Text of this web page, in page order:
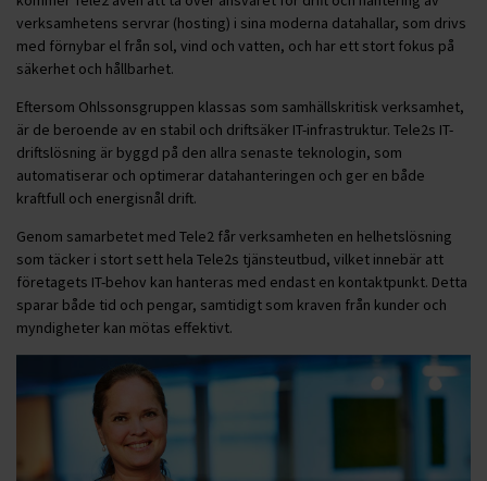
verksamhetens servrar (hosting) i sina moderna datahallar, som drivs
med förnybar el från sol, vind och vatten, och har ett stort fokus på
säkerhet och hållbarhet.
Eftersom Ohlssonsgruppen klassas som samhällskritisk verksamhet,
är de beroende av en stabil och driftsäker IT-infrastruktur. Tele2s IT-
driftslösning är byggd på den allra senaste teknologin, som
automatiserar och optimerar datahanteringen och ger en både
kraftfull och energisnål drift.
Genom samarbetet med Tele2 får verksamheten en helhetslösning
som täcker i stort sett hela Tele2s tjänsteutbud, vilket innebär att
företagets IT-behov kan hanteras med endast en kontaktpunkt. Detta
sparar både tid och pengar, samtidigt som kraven från kunder och
myndigheter kan mötas effektivt.